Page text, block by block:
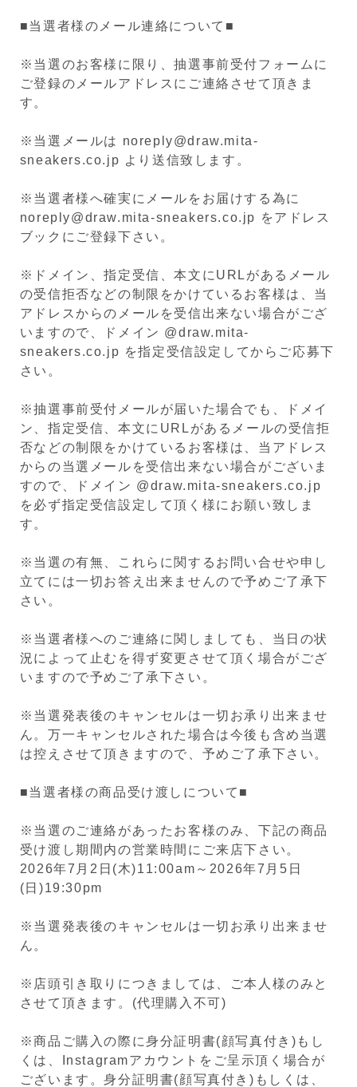
■当選者様のメール連絡について■
※当選のお客様に限り、抽選事前受付フォームに
ご登録のメールアドレスにご連絡させて頂きま
す。
※当選メールは noreply@draw.mita-
sneakers.co.jp より送信致します。
※当選者様へ確実にメールをお届けする為に
noreply@draw.mita-sneakers.co.jp をアドレス
ブックにご登録下さい。
※ドメイン、指定受信、本文にURLがあるメール
の受信拒否などの制限をかけているお客様は、当
アドレスからのメールを受信出来ない場合がござ
いますので、ドメイン @draw.mita-
sneakers.co.jp を指定受信設定してからご応募下
さい。
※抽選事前受付メールが届いた場合でも、ドメイ
ン、指定受信、本文にURLがあるメールの受信拒
否などの制限をかけているお客様は、当アドレス
からの当選メールを受信出来ない場合がございま
すので、ドメイン @draw.mita-sneakers.co.jp
を必ず指定受信設定して頂く様にお願い致しま
す。
※当選の有無、これらに関するお問い合せや申し
立てには一切お答え出来ませんので予めご了承下
さい。
※当選者様へのご連絡に関しましても、当日の状
況によって止むを得ず変更させて頂く場合がござ
いますので予めご了承下さい。
※ 当選発表後のキャンセルは一切お承り出来ませ
ん。万一キャンセルされた場合は今後も含め当選
は控えさせて頂きますので、予めご了承下さい。
■当選者様の商品受け渡しについて■
※当選のご連絡があったお客様のみ、下記の商品
受け渡し期間内の営業時間にご来店下さい。
2026年7月2日(木)11:00am～2026年7月5日
(日)19:30pm
※当選発表後のキャンセルは一切お承り出来ませ
ん。
※店頭引き取りにつきましては、ご本人様のみと
させて頂きます。(代理購入不可)
※商品ご購入の際に身分証明書(顔写真付き)もし
くは、Instagramアカウントをご呈示頂く場合が
ございます。身分証明書(顔写真付き)もしくは、